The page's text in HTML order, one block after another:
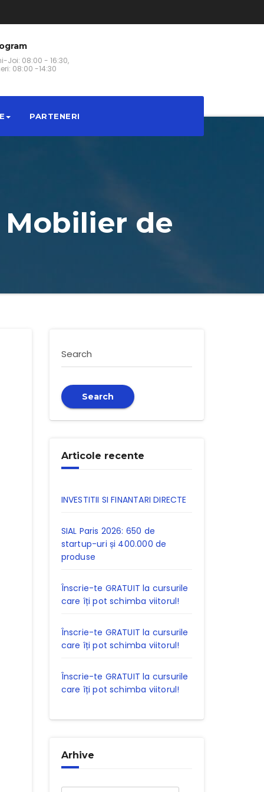
Joi: 08:00 - 16:30,
08:00 -14:30
PARTENERI
de
Search
Search
Articole recente
INVESTITII SI FINANTARI DIRECTE
SIAL Paris 2026: 650 de
startup-uri și 400.000 de
produse
Înscrie-te GRATUIT la cursurile
care îți pot schimba viitorul!
Înscrie-te GRATUIT la cursurile
care îți pot schimba viitorul!
Înscrie-te GRATUIT la cursurile
care îți pot schimba viitorul!
Arhive